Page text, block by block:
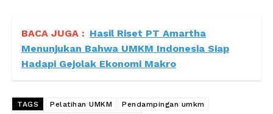
BACA JUGA : Hasil Riset PT Amartha
Menunjukan Bahwa UMKM Indonesia Siap
Hadapi Gejolak Ekonomi Makro
TAGS Pelatihan UMKM
Pendampingan umkm